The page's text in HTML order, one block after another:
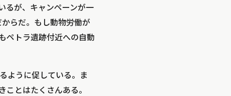
るが、キャンペーンが一
らだ。もし動物労働が
ペトラ遺跡付近への自動
ように促している。ま
とはたくさんある。